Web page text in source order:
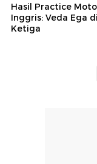
Hasil Practice
Inggris: Veda Ega
Ketiga